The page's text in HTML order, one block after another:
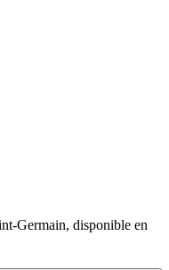
Germain, disponible en